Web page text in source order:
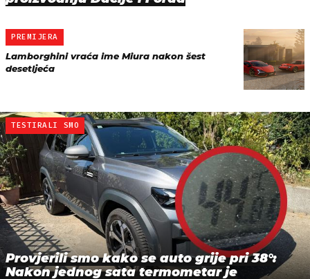
PREMIJERA
Lamborghini vraća ime Miura nakon šest
desetljeća
TESTIRALI SMO
Provjerili smo kako se auto grije pri 38°:
Nakon jednog sata termometar je